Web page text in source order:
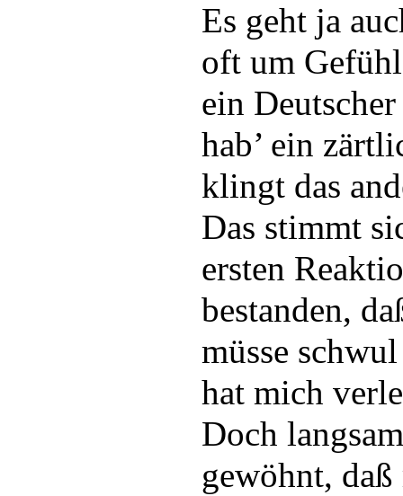
Es geht ja
oft um
ein
hab’ ein
klingt das
Das stimmt
ersten
bestanden,
müsse
hat mich
Doch
gewöhnt,